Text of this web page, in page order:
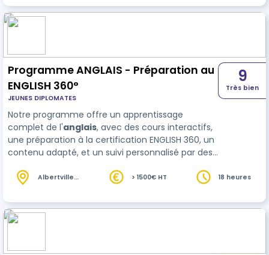
utilisés par plus de 14 000 entreprises, organismes
gouvernementaux et programmes
Programme ANGLAIS - Préparation au
ENGLISH 360°
JEUNES DIPLOMATES
Notre programme offre un apprentissage
complet de l'anglais, avec des cours interactifs,
une préparation à la certification ENGLISH 360, un
contenu adapté, et un suivi personnalisé par des
linguistique et la réussite de l'examen.
9
Très bien
Albertville
> 1500€ HT 18 heures